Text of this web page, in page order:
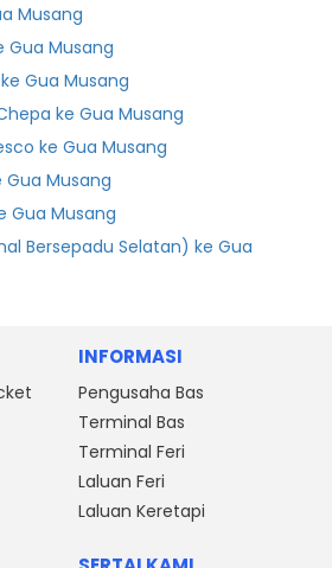
Musang
Gua Musang
Gua Musang
ke Gua Musang
ke Gua Musang
Gua Musang
Gua Musang
Bersepadu Selatan) ke Gua
INFORMASI
Pengusaha Bas
Terminal Bas
Terminal Feri
Laluan Feri
Laluan Keretapi